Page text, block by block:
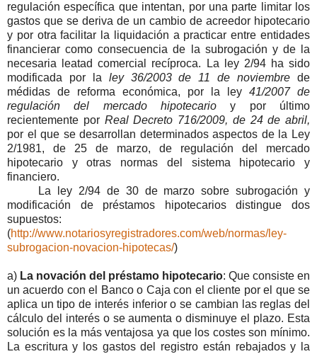
regulación específica que intentan, por una parte limitar los
gastos que se deriva de un cambio de acreedor hipotecario
y por otra facilitar la liquidación a practicar entre entidades
financierar como consecuencia de la subrogación y de la
necesaria leatad comercial recíproca. La ley 2/94 ha sido
modificada por la ley 36/2003 de 11 de noviembre de
médidas de reforma económica, por la ley 41/2007 de
regulación del mercado hipotecario y por último
recientemente por Real Decreto 716/2009, de 24 de abril,
por el que se desarrollan determinados aspectos de la Ley
2/1981, de 25 de marzo, de regulación del mercado
hipotecario y otras normas del sistema hipotecario y
financiero.
La ley 2/94 de 30 de marzo sobre subrogación y
modificación de préstamos hipotecarios distingue dos
supuestos:
(http://www.notariosyregistradores.com/web/normas/ley-
subrogacion-novacion-hipotecas/)
a) La novación del préstamo hipotecario: Que consiste en
un acuerdo con el Banco o Caja con el cliente por el que se
aplica un tipo de interés inferior o se cambian las reglas del
cálculo del interés o se aumenta o disminuye el plazo. Esta
solución es la más ventajosa ya que los costes son mínimo.
La escritura y los gastos del registro están rebajados y la